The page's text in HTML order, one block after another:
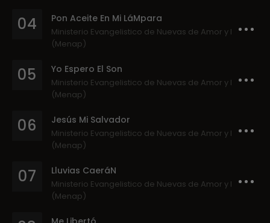
04 Pon Aceite En Mi LáMpara
Ministerio Evangelistico de Nuevas de Amor y Paz
(Menap)
05 Yo Espero El Son
Ministerio Evangelistico de Nuevas de Amor y Paz
(Menap)
06 Jesús Mi Salvador
Ministerio Evangelistico de Nuevas de Amor y Paz
(Menap)
07 Lluvias CaeráN
Ministerio Evangelistico de Nuevas de Amor y Paz
(Menap)